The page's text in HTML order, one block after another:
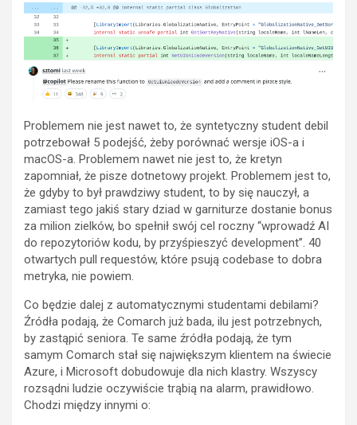
Problemem nie jest nawet to, że syntetyczny student debil
potrzebował 5 podejść, żeby porównać wersje iOS-a i
macOS-a. Problemem nawet nie jest to, że kretyn
zapomniał, że pisze dotnetowy projekt. Problemem jest to,
że gdyby to był prawdziwy student, to by się nauczył, a
zamiast tego jakiś stary dziad w garniturze dostanie bonus
za milion zielków, bo spełnił swój cel roczny “wprowadź AI
do repozytoriów kodu, by przyśpieszyć development”. 40
otwartych pull requestów, które psują codebase to dobra
metryka, nie powiem.
Co będzie dalej z automatycznymi studentami debilami?
Źródła podają, że Comarch już bada, ilu jest potrzebnych,
by zastąpić seniora. Te same źródła podają, że tym
samym Comarch stał się największym klientem na świecie
Azure, i Microsoft dobudowuje dla nich klastry. Wszyscy
rozsądni ludzie oczywiście trąbią na alarm, prawidłowo.
Chodzi między innymi o: